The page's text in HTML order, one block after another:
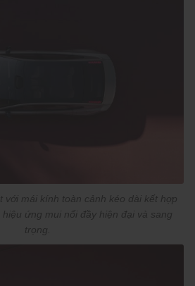
với mái kính toàn cảnh kéo dài kết hợp
ứng mui nổi đầy hiện đại và sang
trọng.